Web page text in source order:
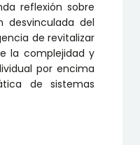
reflexión sobre
desvinculada del
de revitalizar
la complejidad y
por encima
de sistemas